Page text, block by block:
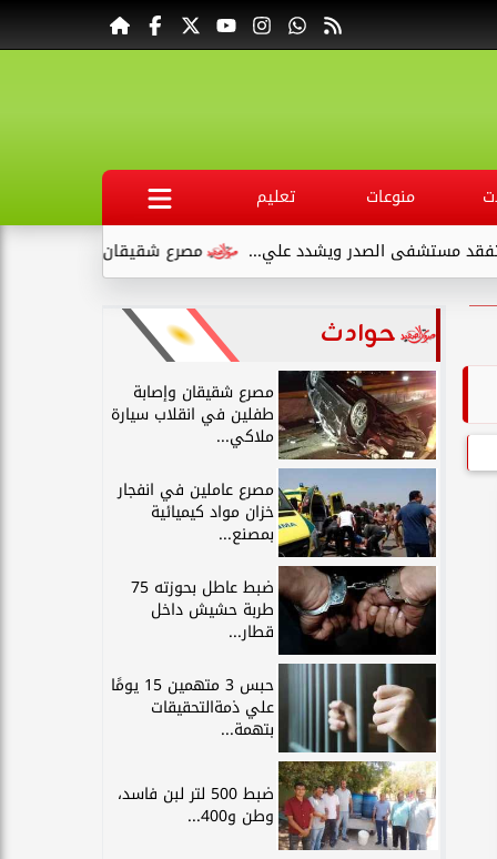
منوعات
تعليم
مصرع شقيقان وإصابة طفلين في انقلاب
الصدر ويشدد علي...
حوادث
مصرع شقيقان وإصابة
طفلين في انقلاب سيارة
ملاكي...
مصرع عاملين في انفجار
خزان مواد كيميائية
بمصنع...
ضبط عاطل بحوزته 75
طربة حشيش داخل
قطار...
حبس 3 متهمين 15 يومًا
علي ذمةالتحقيقات
بتهمة...
ضبط 500 لتر لبن فاسد،
وطن و400...